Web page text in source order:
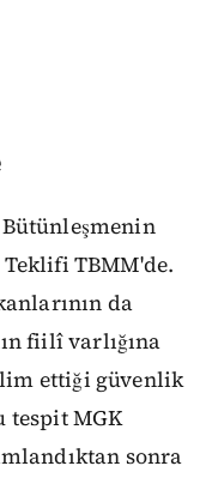
TBMM'de.
da
fiilî varlığına
ettiği güvenlik
tespit MGK
sonra